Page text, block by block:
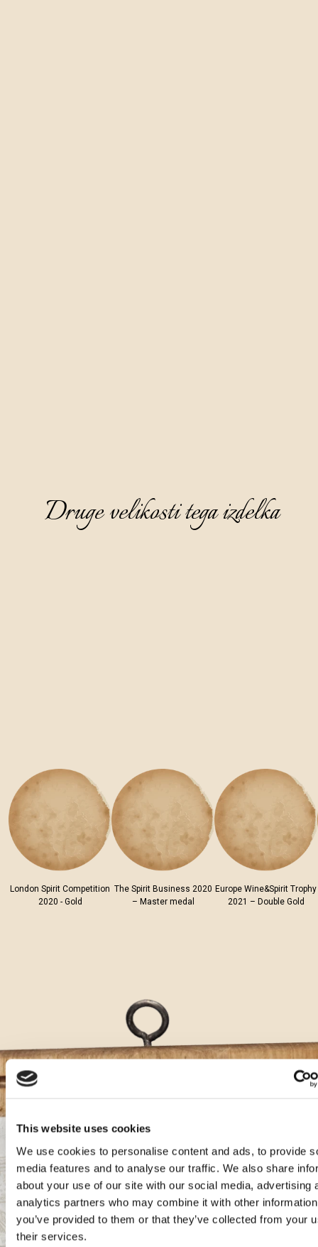
This website uses cookies
We use cookies to personalise content and ads, to provide
media features and to analyse our traffic. We also share
about your use of our site with our social media, advertising
analytics partners who may combine it with other
you’ve provided to them or that they’ve collected from your
their services.
Druge velikosti tega izdelka
London Spirit Competition
2020 - Gold
The Spirit Business 2020
– Master medal
Europe Wine&Spirit Trophy
2021 – Double Gold
Aura koktajli
Gin Karbun Tonic z Teraninom